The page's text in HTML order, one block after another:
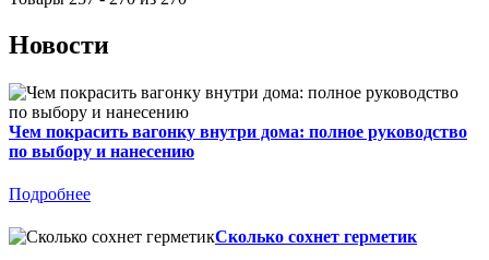
Новости
Чем покрасить вагонку внутри дома: полное руководство
по выбору и нанесению
Подробнее
Сколько сохнет герметик